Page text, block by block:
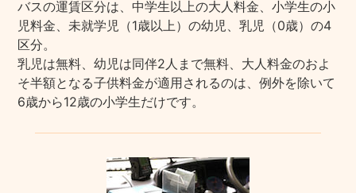
バスの運賃区分は、中学生以上の大人料金、小学生の小
児料金、未就学児（1歳以上）の幼児、乳児（0歳）の4
区分。
乳児は無料、幼児は同伴2人まで無料、大人料金のおよ
そ半額となる子供料金が適用されるのは、例外を除いて
6歳から12歳の小学生だけです。